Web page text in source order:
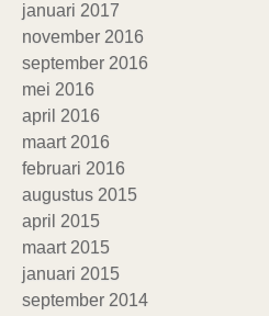
januari 2017
november 2016
september 2016
mei 2016
april 2016
maart 2016
februari 2016
augustus 2015
april 2015
maart 2015
januari 2015
september 2014